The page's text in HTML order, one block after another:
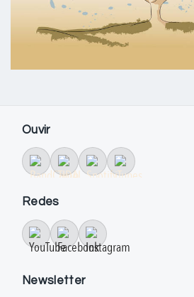
Ouvir
Redes
Newsletter